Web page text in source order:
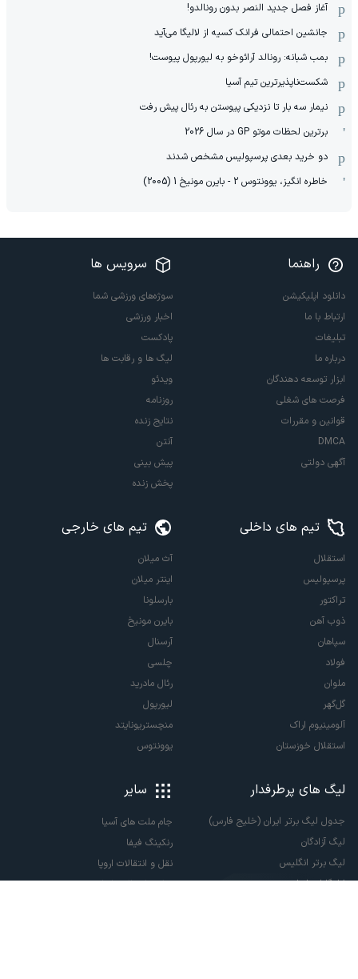
آغاز فصل جدید النصر بدون رونالدو!
جانشین احتمالی فرانک کسیه از لالیگا می‌آید
بمب شبانه: رونالد آرائوخو به لیورپول پیوست!
شکست‌ناپذیرترین تیم آسیا
نیمار سه بار تا نزدیکی پیوستن به رئال پیش رفت
برترین لحظات موتو GP در سال 2026
دو خرید بعدی پرسپولیس مشخص شدند
خاطره انگیز، یوونتوس 2 - بایرن مونیخ 1 (2005)
راهنما
دانلود اپلیکیشن
ارتباط با ما
تبلیغات
درباره ما
ابزار توسعه دهندگان
فرصت های شغلی
قوانین و مقررات
DMCA
آگهی دولتی
سرویس ها
سوژه‌های ورزشی شما
اخبار ورزشی
پادکست
لیگ ها و رقابت ها
ویدئو
روزنامه
نتایج زنده
آنتن
پیش بینی
پخش زنده
تیم های داخلی
استقلال
پرسپولیس
تراکتور
ذوب آهن
سپاهان
فولاد
ملوان
گل‌گهر
آلومینیوم اراک
استقلال خوزستان
تیم های خارجی
آث میلان
اینتر میلان
بارسلونا
بایرن مونیخ
آرسنال
چلسی
رئال مادرید
لیورپول
منچستریونایتد
یوونتوس
لیگ های پرطرفدار
جدول لیگ برتر ایران (خلیج فارس)
لیگ آزادگان
لیگ برتر انگلیس
لالیگا اسپانیا
سایر
جام ملت های آسیا
رنکینگ فیفا
نقل و انتقالات اروپا
نقل و انتقالات ایران